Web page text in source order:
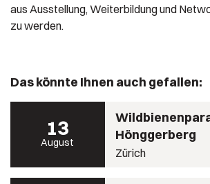
aus Ausstellung, Weiterbildung und
zu werden.
Das könnte Ihnen auch gefallen:
13
August
Hönggerberg
Zürich